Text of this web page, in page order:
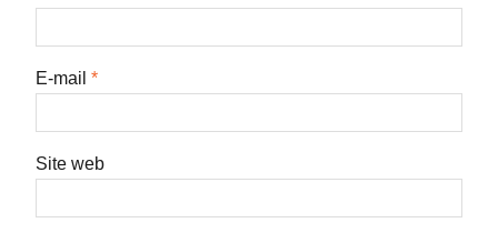
E-mail *
Site web